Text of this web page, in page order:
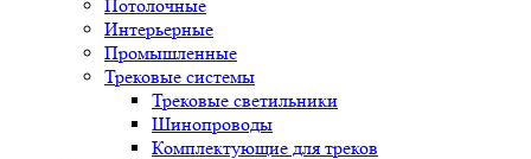
Потолочные
Интерьерные
Промышленные
Трековые системы
Трековые светильники
Шинопроводы
Комплектующие для треков